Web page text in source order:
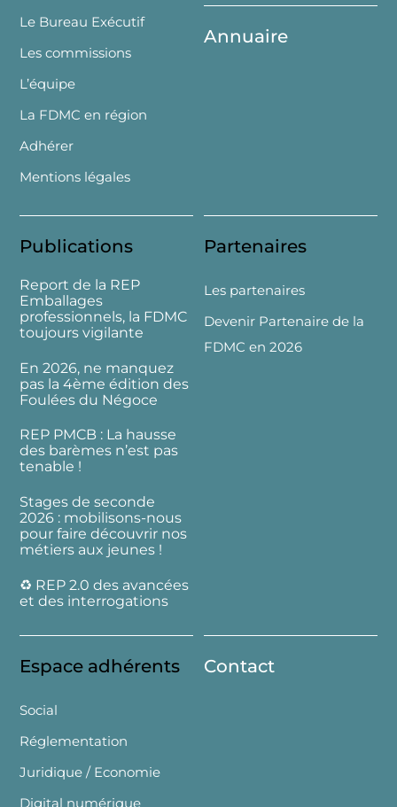
Le Bureau Exécutif
Les commissions
L’équipe
La FDMC en région
Adhérer
Mentions légales
Annuaire
Publications
Report de la REP
Emballages
professionnels, la FDMC
toujours vigilante
En 2026, ne manquez
pas la 4ème édition des
Foulées du Négoce
REP PMCB : La hausse
des barèmes n’est pas
tenable !
Stages de seconde
2026 : mobilisons-nous
pour faire découvrir nos
métiers aux jeunes !
♻️ REP 2.0 des avancées
et des interrogations
Partenaires
Les partenaires
Devenir Partenaire de la
FDMC en 2026
Espace adhérents
Social
Réglementation
Juridique / Economie
Digital numérique
Contact